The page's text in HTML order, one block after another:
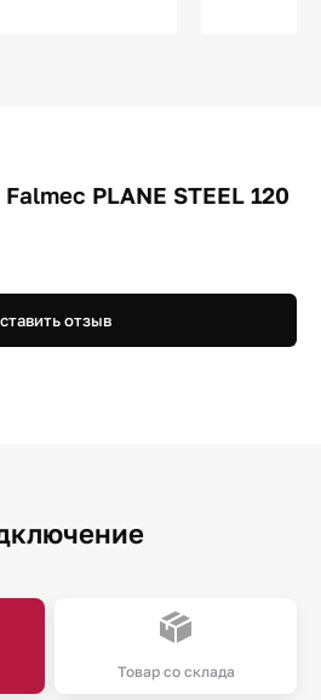
PLANE STEEL 120
отзыв
Товар со склада